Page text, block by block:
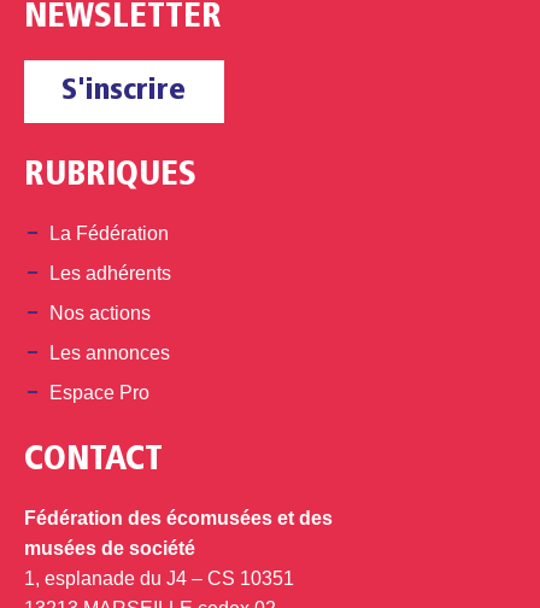
NEWSLETTER
S'inscrire
RUBRIQUES
La Fédération
Les adhérents
Nos actions
Les annonces
Espace Pro
CONTACT
Fédération des écomusées et des
musées de société
1, esplanade du J4 – CS 10351